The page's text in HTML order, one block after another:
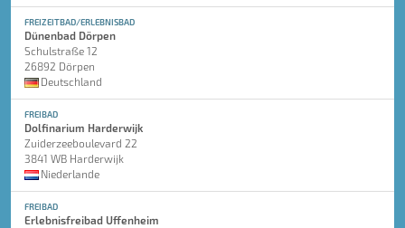
FREIZEITBAD/ERLEBNISBAD
Dünenbad Dörpen
Schulstraße 12
26892 Dörpen
Deutschland
FREIBAD
Dolfinarium Harderwijk
Zuiderzeeboulevard 22
3841 WB Harderwijk
Niederlande
FREIBAD
Erlebnisfreibad Uffenheim